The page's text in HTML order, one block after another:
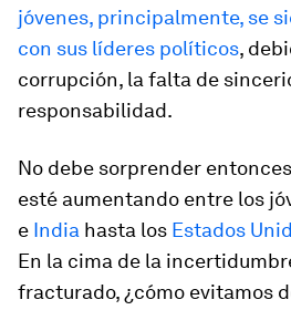
jóvenes, principalmente, se
con sus líderes políticos,
corrupción, la falta de
responsabilidad.
No debe sorprender
esté aumentando entre los
e India hasta los Estados
En la cima de la
fracturado, ¿cómo evitamos